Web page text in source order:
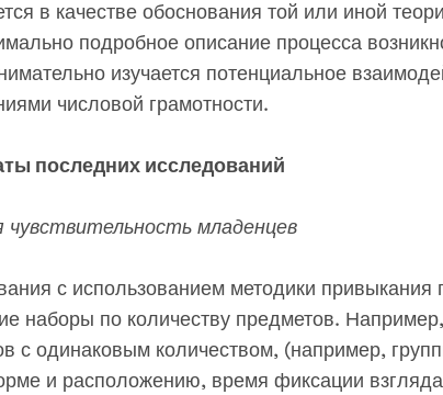
в качестве обоснования той или иной
подробное описание процесса
изучается потенциальное
числовой грамотности.
последних исследований
чувствительность младенцев
с использованием методики
наборы по количеству предметов.
с одинаковым количеством, (например,
и расположению, время фиксации